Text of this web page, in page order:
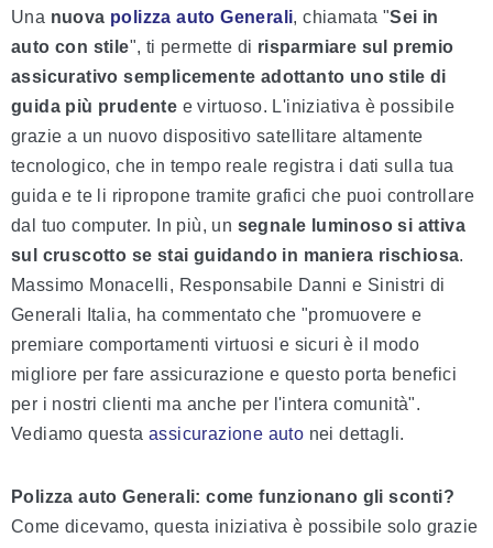
Una nuova polizza auto Generali, chiamata "Sei in
auto con stile", ti permette di risparmiare sul premio
assicurativo semplicemente adottanto uno stile di
guida più prudente e virtuoso. L'iniziativa è possibile
grazie a un nuovo dispositivo satellitare altamente
tecnologico, che in tempo reale registra i dati sulla tua
guida e te li ripropone tramite grafici che puoi controllare
dal tuo computer. In più, un segnale luminoso si attiva
sul cruscotto se stai guidando in maniera rischiosa.
Massimo Monacelli, Responsabile Danni e Sinistri di
Generali Italia, ha commentato che "promuovere e
premiare comportamenti virtuosi e sicuri è il modo
migliore per fare assicurazione e questo porta benefici
per i nostri clienti ma anche per l'intera comunità".
Vediamo questaassicurazione auto nei dettagli.
Polizza auto Generali: come funzionano gli sconti?
Come dicevamo, questa iniziativa è possibile solo grazie